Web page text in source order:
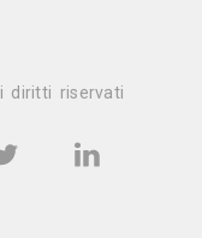
diritti riservati